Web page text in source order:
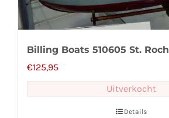
Billing Boats 510605 St. Roch
€125,95
Uitverkocht
Details